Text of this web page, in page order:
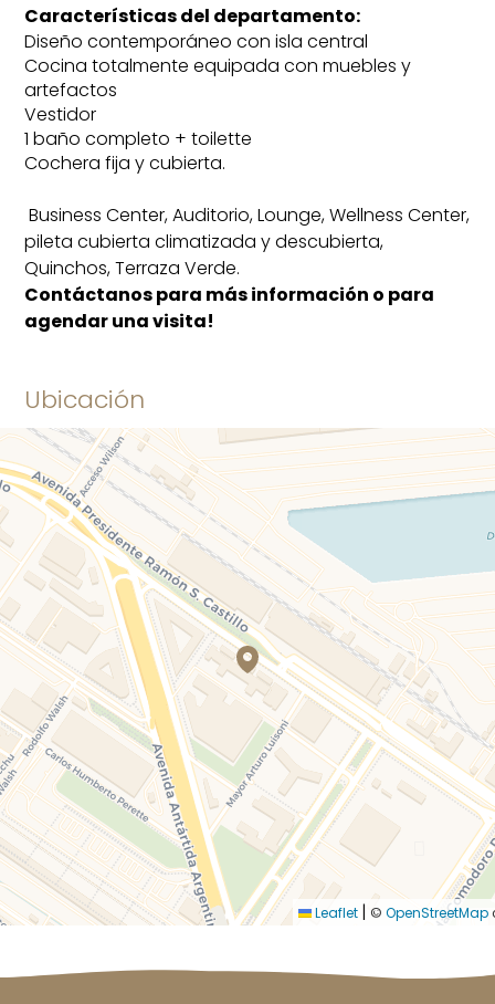
Características del departamento:
Diseño contemporáneo con isla central
Cocina totalmente equipada con muebles y
artefactos
Vestidor
1 baño completo + toilette
Cochera fija y cubierta.
Business Center, Auditorio, Lounge, Wellness Center,
pileta cubierta climatizada y descubierta,
Quinchos, Terraza Verde.
Contáctanos para más información o para
agendar una visita!
Ubicación
Leaflet | © OpenStreetMap